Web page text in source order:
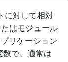
に対して相対
たはモジュール
リケーション
数で、通常は